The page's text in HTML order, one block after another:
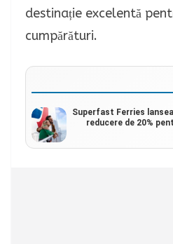
destinație excelentă
cumpărături.
Superfast Ferries
reducere de 20%